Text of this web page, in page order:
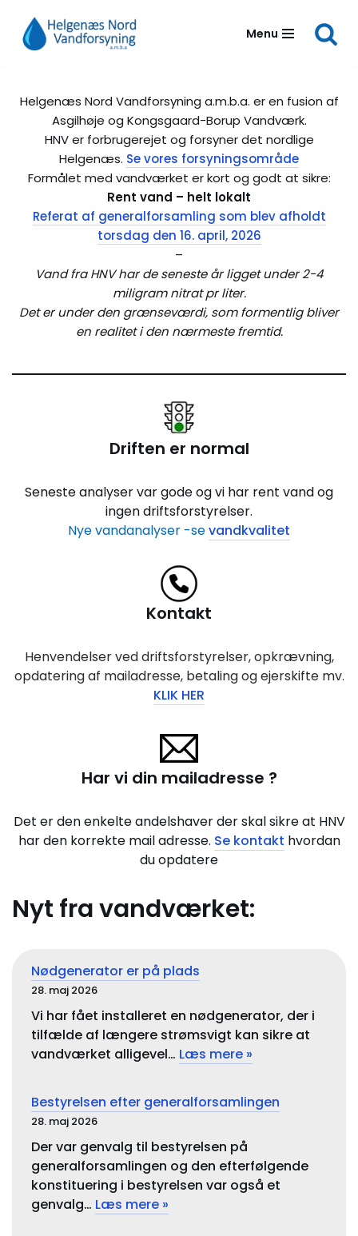
Spring
Menu
Helgenæs Nord Vandforsyning a.m.b.a. er en fusion af
Asgilhøje og Kongsgaard-Borup Vandværk.
HNV er forbrugerejet og forsyner det nordlige
Helgenæs. Se vores forsyningsområde
Formålet med vandværket er kort og godt at sikre:
Rent vand – helt lokalt
Referat af generalforsamling som blev afholdt
torsdag den 16. april, 2026
–
Vand fra HNV har de seneste år ligget under 2-4
miligram nitrat pr liter.
Det er under den grænseværdi, som formentlig bliver
en realitet i den nærmeste fremtid.
Driften er normal
Seneste analyser var gode og vi har rent vand og
ingen driftsforstyrelser.
Nye vandanalyser -sevandkvalitet
Kontakt
Henvendelser ved driftsforstyrelser, opkrævning,
opdatering af mailadresse, betaling og ejerskifte mv.
KLIK HER
Har vi din mailadresse ?
Det er den enkelte andelshaver der skal sikre at HNV
har den korrekte mail adresse. Se kontakt hvordan
du opdatere
Nyt fra vandværket:
Nødgenerator er på plads
28. maj 2026
Vi har fået installeret en nødgenerator, der i
tilfælde af længere strømsvigt kan sikre at
vandværket alligevel… Læs mere »
Bestyrelsen efter generalforsamlingen
28. maj 2026
Der var genvalg til bestyrelsen på
generalforsamlingen og den efterfølgende
konstituering i bestyrelsen var også et
genvalg… Læs mere »